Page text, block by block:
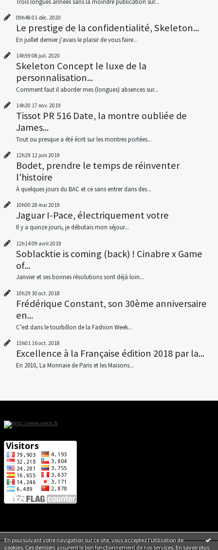
En poursuivant votre navigation sur ce site, vous acceptez l'utilisation de
cookies. Ces derniers assurent le bon fonctionnement de nos services. En savoir plus.
09h48 01 déc. 2020
Le prestige de la confidentialité, Skeleton...
En juillet dernier j'avais le plaisir de vous faire...
14h59 08 juil. 2020
Skeleton Concept le luxe de la
personnalisation...
Comment faut il aborder mes (longues) absences sur...
14h20 17 nov. 2019
Tissot PR 516 Date, la montre oubliée de
James...
Tout ou presque a été écrit sur les montres portées...
12h29 12 juin 2019
Bodet, prendre le temps de réinventer
l'histoire
À quelques jours du BAC et ce sans entrer dans des...
10h00 28 mai 2019
Jaguar I-Pace, électriquement votre
Il y a quinze jours, je débutais mon séjour...
12h1409 avril 2019
Soblacktie is coming (back) ! Cinabre x Game
of...
Janvier et ses bonnes résolutions sont déjà loin...
10h29 30 oct. 2018
Frédérique Constant, son 30ème anniversaire
en...
C’est dans le tourbillon de la Fashion Week...
15h01 16oct. 2018
Excellence à la Française édition 2018 par la...
En 2010, La Monnaie de Paris et les Maisons...
Déclarer un contenu illicite|Mentions légales de ce blog